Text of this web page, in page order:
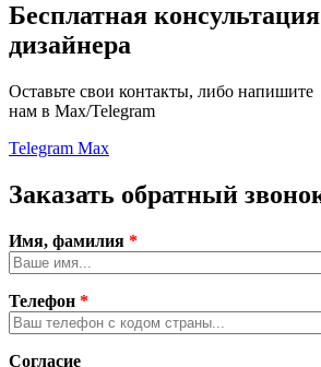
Бесплатная консультация
дизайнера
Оставьте свои контакты, либо напишите
нам в Max/Telegram
Telegram Max
Заказать обратный
Имя, фамилия *
Телефон *
Согласие